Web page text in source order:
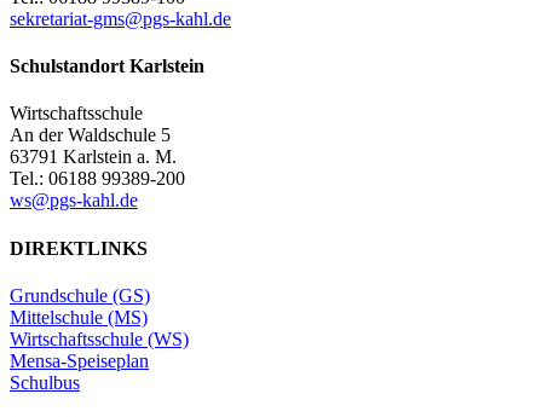
sekretariat-gms@pgs-kahl.de
Schulstandort Karlstein
Wirtschaftsschule
An der Waldschule 5
63791 Karlstein a. M.
Tel.: 06188 99389-200
ws@pgs-kahl.de
DIREKTLINKS
Grundschule (GS)
Mittelschule (MS)
Wirtschaftsschule (WS)
Mensa-Speiseplan
Schulbus